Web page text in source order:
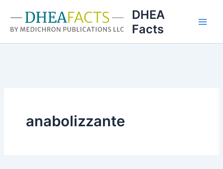
contenuto
DHEA
Facts
anabolizzante